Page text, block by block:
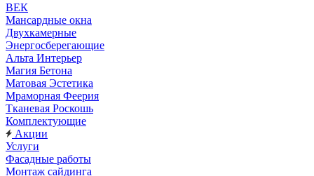
ВЕК
Мансардные окна
Двухкамерные
Энергосберегающие
Альта Интерьер
Магия Бетона
Матовая Эстетика
Мраморная Феерия
Тканевая Роскошь
Комплектующие
Акции
Услуги
Фасадные работы
Монтаж сайдинга